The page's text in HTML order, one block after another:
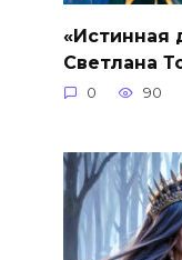
«Истинная
Светлана
0 90